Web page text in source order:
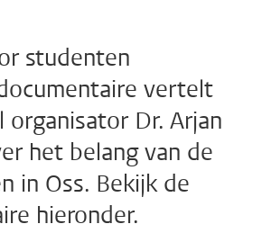
studenten
vertelt
organisator Dr. Arjan
het belang van de
in Oss. Bekijk de
hieronder.